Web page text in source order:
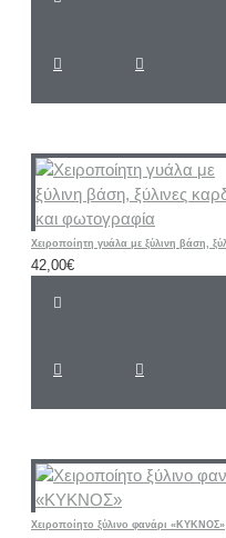
42,00€
Χειροποίητο ξύλινο φανάρι «ΚΥΚΝΟΣ»